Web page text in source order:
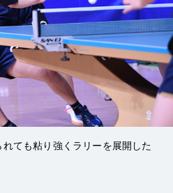
ても粘り強くラリーを展開した